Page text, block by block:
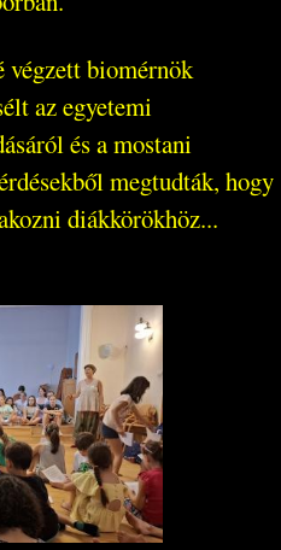
végzett biomérnök
az egyetemi
és a mostani
megtudták, hogy
diákkörökhöz...